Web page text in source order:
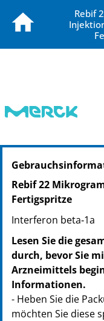
Rebif
PZN: 08914596
PPN: 110891459664
NTIN: 04150089145966
PZN: 08914604
PPN: 110891460458
NTIN: 04150089146048
PZN: 13924987
PPN: 111392498787
NTIN: 04150139249873
Rebif 22
Fertigspritze
Interferon beta‑1a
Lesen Sie die
durch, bevor Sie
Arzneimittels
Informationen.
- Heben Sie die
möchten Sie diese